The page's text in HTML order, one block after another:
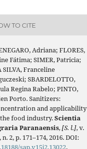
TO CITE
Adriana; FLORES,
Fátima; SIMER, Patricia;
SILVA, Franceline
SBARDELOTTO,
Regina Rabelo; PINTO,
Porto. Sanitizers:
and applicability
food industry.Scientia
Paranaensis,[S. l.], v.
n. 2, p. 171–174, 2016. DOI:
sap.v15i2.13022.